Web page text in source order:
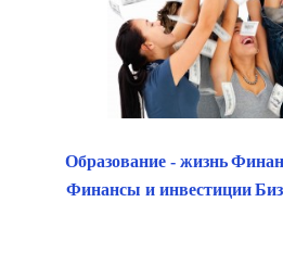
Образование - жизнь
Финансы и инвестиции